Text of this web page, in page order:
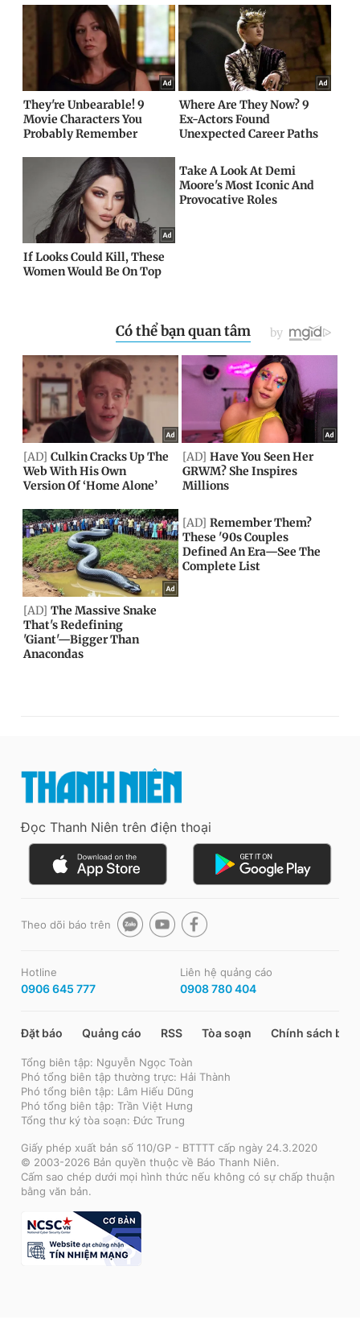
Đọc Thanh Niên trên điện thoại
Theo dõi báo trên
Hotline
0906 645 777
Liên hệ quảng cáo
0908 780 404
Đặt báo Quảng cáo RSS Tòa soạn Chính sách bảo
Tổng biên tập: Nguyễn Ngọc Toàn
Phó tổng biên tập thường trực: Hải Thành
Phó tổng biên tập: Lâm Hiếu Dũng
Phó tổng biên tập: Trần Việt Hưng
Tổng thư ký tòa soạn: Đức Trung
Giấy phép xuất bản số 110/GP - BTTTT cấp ngày 24.3.2020
© 2003-2026 Bản quyền thuộc về Báo Thanh Niên.
Cấm sao chép dưới mọi hình thức nếu không có sự chấp thuận
bằng văn bản.